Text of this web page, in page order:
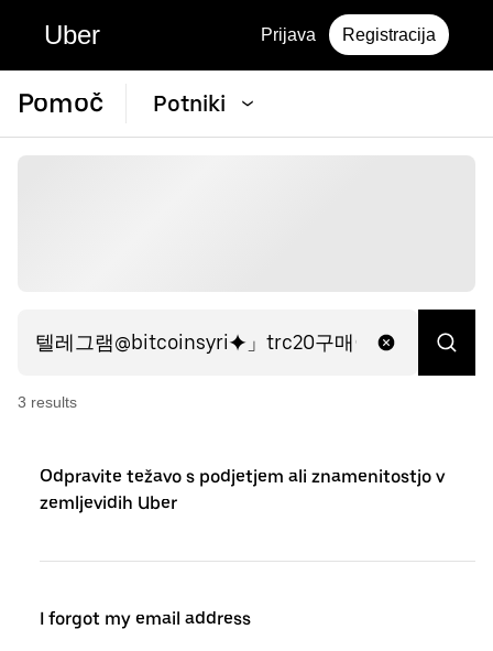
Uber Prijava Registracija
Pomoč Potniki
3 results
Odpravite težavo s podjetjem ali znamenitostjo v
zemljevidih Uber
I forgot my email address